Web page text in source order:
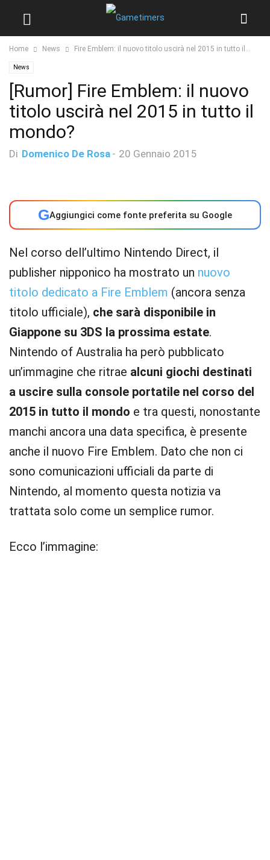
Home News Fire Emblem: il nuovo titolo uscirà nel 2015 in tutto il...
News
[Rumor] Fire Emblem: il nuovo
titolo uscirà nel 2015 in tutto il
mondo?
Di Domenico De Rosa - 20 Gennaio 2015
GAggiungici come fonte preferita su Google
Nel corso dell’ultimo Nintendo Direct, il
publisher nipponico ha mostrato un nuovo
titolo dedicato a Fire Emblem (ancora senza
titolo ufficiale), che sarà disponibile in
Giappone su 3DS la prossima estate.
Nintendo of Australia ha però pubblicato
un’immagine che ritrae alcuni giochi destinati
a uscire sulla console portatile nel corso del
2015 in tutto il mondo e tra questi, nonostante
manchi ancora una data specifica, è presente
anche il nuovo Fire Emblem. Dato che non ci
sono comunicazioni ufficiali da parte di
Nintendo, al momento questa notizia va
trattata solo come un semplice rumor.
Ecco l’immagine: